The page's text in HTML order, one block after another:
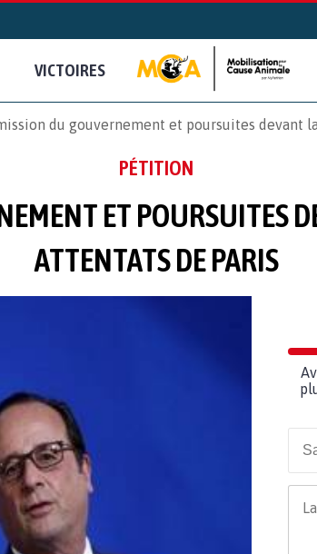
VICTOIRES
du gouvernement et poursuites devant
PÉTITION
ET POURSUITES
ATTENTATS DE PARIS